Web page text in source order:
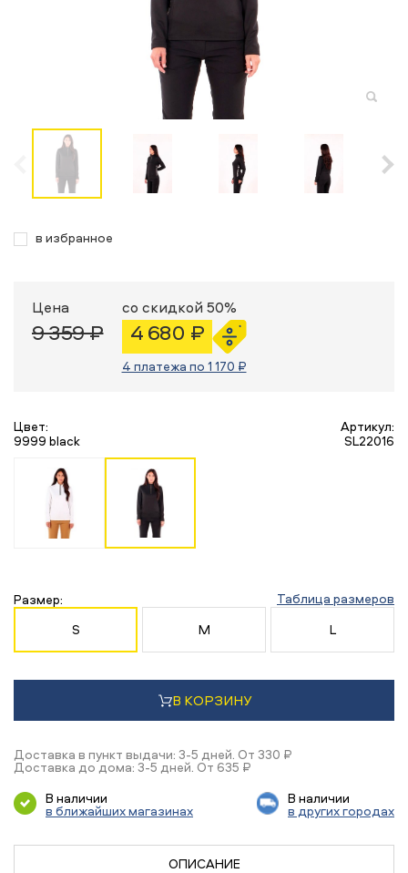
в избранное
Цена
9 359 ₽
со скидкой 50%
4 680 ₽
4 платежа по 1 170 ₽
Цвет:
9999 black
Артикул:
SL22016
Размер:
Таблица размеров
S
M L
В КОРЗИНУ
Доставка в пункт выдачи: 3-5 дней. От 330 ₽
Доставка до дома: 3-5 дней. От 635 ₽
В наличии
в ближайших магазинах
В наличии
в других городах
ОПИСАНИЕ